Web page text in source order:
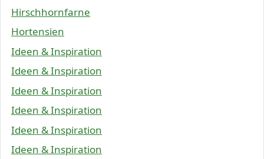
Hirschhornfarne
Hortensien
Ideen & Inspiration
Ideen & Inspiration
Ideen & Inspiration
Ideen & Inspiration
Ideen & Inspiration
Ideen & Inspiration